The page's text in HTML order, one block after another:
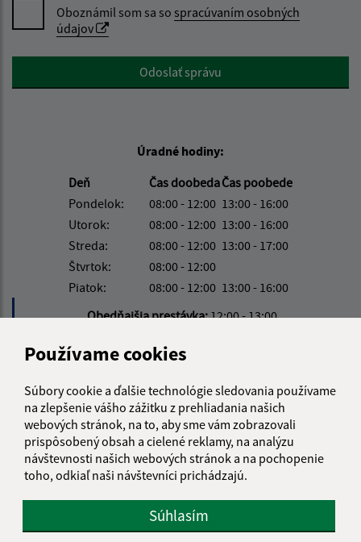
Používame cookies
Súbory cookie a ďalšie technológie sledovania používame
na zlepšenie vášho zážitku z prehliadania našich
webových stránok, na to, aby sme vám zobrazovali
prispôsobený obsah a cielené reklamy, na analýzu
návštevnosti našich webových stránok a na pochopenie
toho, odkiaľ naši návštevníci prichádzajú.
Súhlasím
Oboznámil som sa so spracúvaním osobných
údajov
Google reCaptcha ResponseOdoslať správu
Úradné hodiny:
Deň
Čas doobedaČas poobede
Pondelok:
08:00 - 12:00 13:00 - 16:00
Utorok:
08:00 - 12:00 13:00 - 16:00
Streda:
08:00 - 12:00 13:00 - 17:00
Štvrtok:
08:00 - 12:00
Piatok:
08:00 - 12:00 13:00 - 16:00
Obedňajšia prestávka:12:00 - 13:00
Obecný úrad Víťaz
Víťaz č. 111
082 38 Víťaz
info@obecvitaz.sk
IČO: 00327981